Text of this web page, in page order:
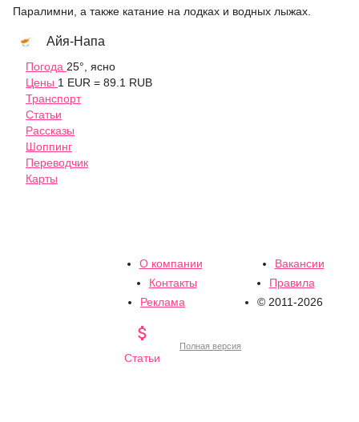
Паралимни, а также катание на лодках и водных лыжах.
Айя-Напа
Погода 25°, ясно
Цены 1 EUR = 89.1 RUB
Транспорт
Статьи
Рассказы
Шоппинг
Переводчик
Карты
О компании
Вакансии
Контакты
Правила
Реклама
© 2011-2026

Статьи
Полная версия